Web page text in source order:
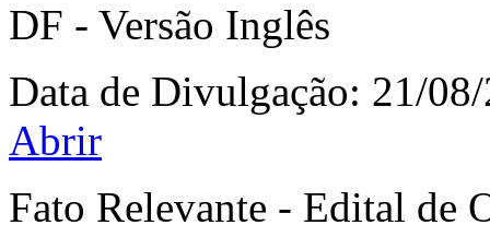
DF - Versão Inglês
Data de Divulgação: 21/
Abrir
Fato Relevante - Edital de